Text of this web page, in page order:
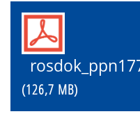
(126,7 MB)